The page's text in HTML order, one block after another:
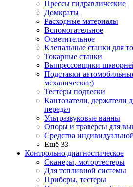
Прессы гидравлические
Домкраты
Расходные материалы
Вспомогательное
Осветительное
Клепальные станки для
Токарные станки
Выпрессовщики
Подставки
механические)
Тестеры подвески
Кантователи, держатели
передач
Ультразвуковые ванны
Опоры и траверсы для
Средства
Ещё 33
Контрольно-диагностическое
Сканеры, мотортестеры
Для топливной системы
Приборы, тестеры